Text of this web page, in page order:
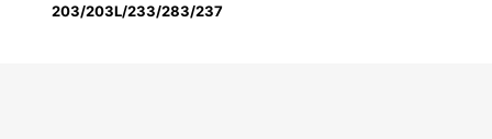
203/203L/233/283/237